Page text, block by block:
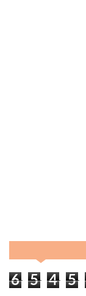
6 5 4 5